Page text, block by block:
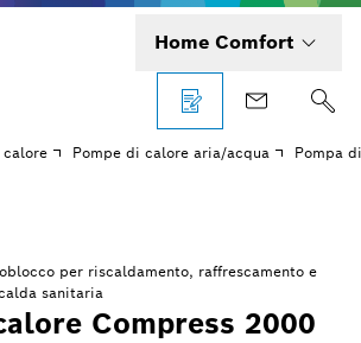
Home Comfort
calore Pompe di calore aria/acqua Pompa
per riscaldamento, raffrescamento e
sanitaria
Compress 2000